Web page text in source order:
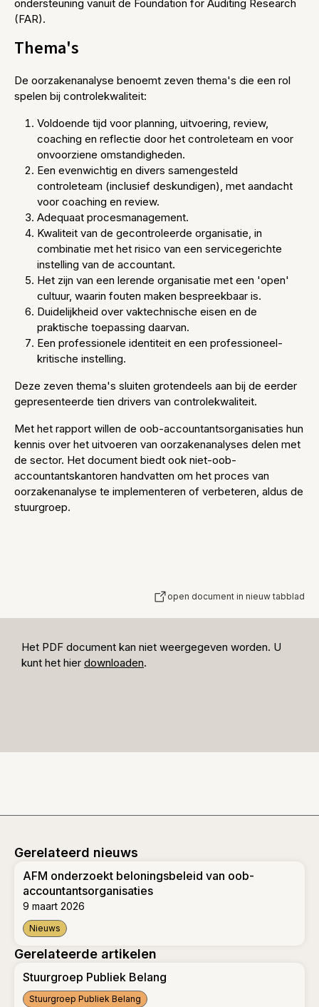
ondersteuning vanuit de Foundation for Auditing Research
(FAR).
Thema's
De oorzakenanalyse benoemt zeven thema's die een rol
spelen bij controlekwaliteit:
Voldoende tijd voor planning, uitvoering, review,
coaching en reflectie door het controleteam en voor
onvoorziene omstandigheden.
Een evenwichtig en divers samengesteld
controleteam (inclusief deskundigen), met aandacht
voor coaching en review.
Adequaat procesmanagement.
Kwaliteit van de gecontroleerde organisatie, in
combinatie met het risico van een servicegerichte
instelling van de accountant.
Het zijn van een lerende organisatie met een 'open'
cultuur, waarin fouten maken bespreekbaar is.
Duidelijkheid over vaktechnische eisen en de
praktische toepassing daarvan.
Een professionele identiteit en een professioneel-
kritische instelling.
Deze zeven thema's sluiten grotendeels aan bij de eerder
gepresenteerde tien drivers van controlekwaliteit.
Met het rapport willen de oob-accountantsorganisaties hun
kennis over het uitvoeren van oorzakenanalyses delen met
de sector. Het document biedt ook niet-oob-
accountantskantoren handvatten om het proces van
oorzakenanalyse te implementeren of verbeteren, aldus de
stuurgroep.
open document in nieuw tabblad
Het PDF document kan niet weergegeven worden. U
kunt het hier downloaden.
Gerelateerd nieuws
AFM onderzoekt beloningsbeleid van oob-
accountantsorganisaties
9 maart 2026
Nieuws
Gerelateerde artikelen
Stuurgroep Publiek Belang
Stuurgroep Publiek Belang